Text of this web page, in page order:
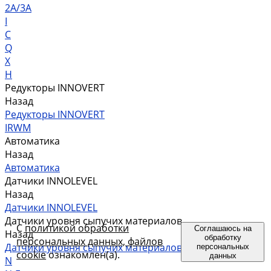
2A/3A
I
C
Q
X
H
Редукторы INNOVERT
Назад
Редукторы INNOVERT
IRWM
Автоматика
Назад
Автоматика
Датчики INNOLEVEL
Назад
Датчики INNOLEVEL
Датчики уровня сыпучих материалов
Назад
Датчики уровня сыпучих материалов
N
С политикой обработки
персональных данных, файлов
cookieознакомлен(а).
Соглашаюсь на
обработку
персональных
данных